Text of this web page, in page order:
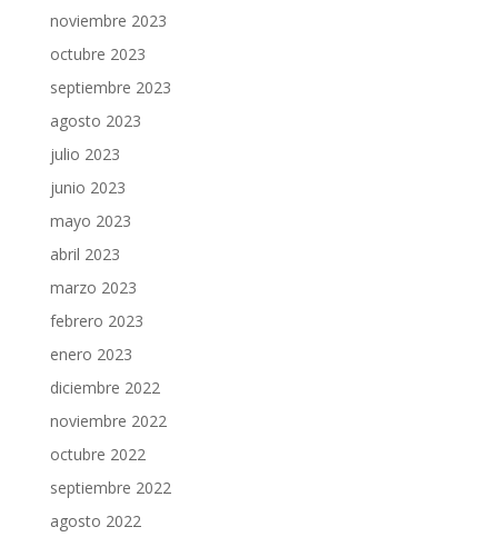
noviembre 2023
octubre 2023
septiembre 2023
agosto 2023
julio 2023
junio 2023
mayo 2023
abril 2023
marzo 2023
febrero 2023
enero 2023
diciembre 2022
noviembre 2022
octubre 2022
septiembre 2022
agosto 2022